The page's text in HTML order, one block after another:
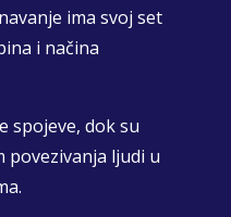
ima svoj set
i načina
spojeve, dok su
povezivanja ljudi u